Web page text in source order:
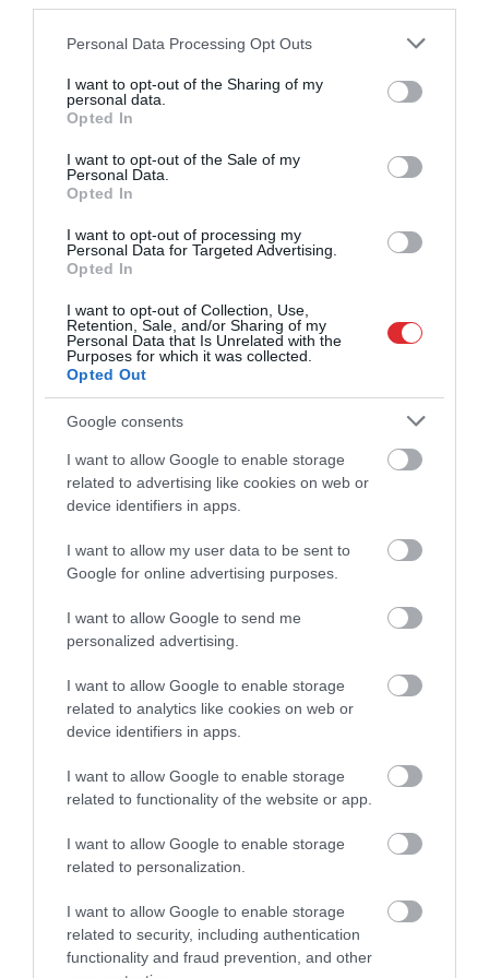
Please note that this website/app uses one or more Google
not limited to your visit or usage behaviour. You may click to
grant or deny consent to Google and its third-party tags to
use your data for below specified purposes in below Google
consent section.
Personal Data Processing Opt Outs
I want to opt-out of the Sharing of my
personal data.
Opted In
I want to opt-out of the Sale of my
Personal Data.
Opted In
I want to opt-out of processing my
Personal Data for Targeted Advertising.
Opted In
I want to opt-out of Collection, Use,
Retention, Sale, and/or Sharing of my
Personal Data that Is Unrelated with the
Purposes for which it was collected.
Opted Out
Google consents
I want to allow Google to enable storage
related to advertising like cookies on web or
device identifiers in apps.
I want to allow my user data to be sent to
Google for online advertising purposes.
I want to allow Google to send me
personalized advertising.
I want to allow Google to enable storage
related to analytics like cookies on web or
device identifiers in apps.
I want to allow Google to enable storage
related to functionality of the website or app.
I want to allow Google to enable storage
related to personalization.
I want to allow Google to enable storage
related to security, including authentication
functionality and fraud prevention, and other
“Riga” izsaiņo ungāru dāvanu
spēles sākumā, taču neizmanto
pirms atbildes spēles UEFA
RFS cieš zaudējumu
Čehijā – mājup ar divu
vārtu robu
Latvijas U-18
basketbolistes cienīgi
cīnās ar Franciju, taču
pusfināls izpaliek
Ideāls starts! Pļaviņš un Fokerots
Hamburgā uzvar abās pirmajās spēlēs
Ne tikai Lucavsala! Rīgas pašvaldība
rosina LFF izvērtēt vēl vienu vietu